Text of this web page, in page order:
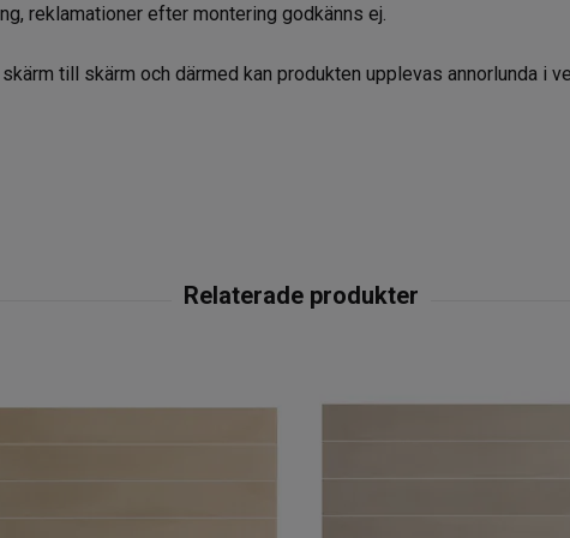
reklamationer efter montering godkänns ej.
till skärm och därmed kan produkten upplevas annorlunda i